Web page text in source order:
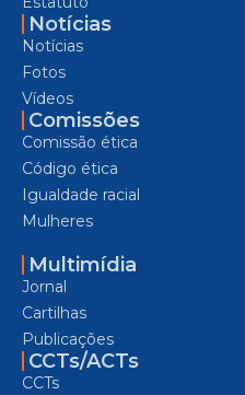
Notícias
Notícias
Fotos
Vídeos
Comissões
Comissão ética
Código ética
Igualdade racial
Mulheres
Multimídia
Jornal
Cartilhas
Publicações
CCTs/ACTs
CCTs